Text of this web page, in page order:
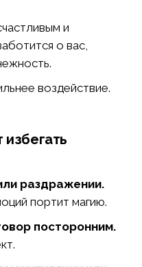
и
о вас,
воздействие.
раздражении.
портит магию.
посторонним.